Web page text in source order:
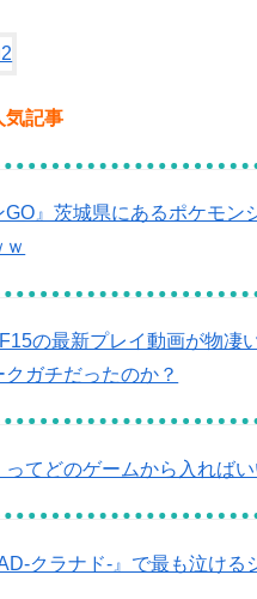
気記事
GO』茨城県にあるポケモン
ｗ
の最新プレイ動画が物凄
クガチだったのか？
ってどのゲームから入ればい
クラナド-』で最も泣ける